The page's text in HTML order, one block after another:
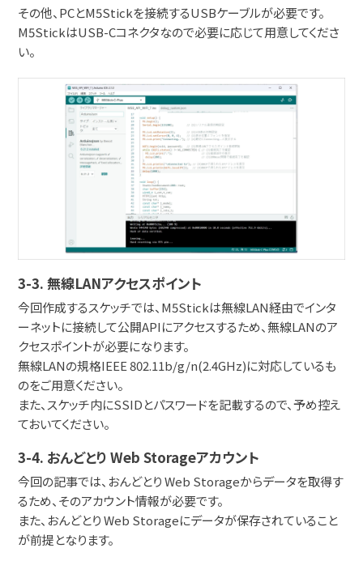
その他、PCとM5Stickを接続するUSBケーブルが必要です。
M5StickはUSB-Cコネクタなので必要に応じて用意してくださ
い。
3-3. 無線LANアクセスポイント
今回作成するスケッチでは、M5Stickは無線LAN経由でインタ
ーネットに接続して公開APIにアクセスするため、無線LANのア
クセスポイントが必要になります。
無線LANの規格IEEE 802.11b/g/n(2.4GHz)に対応しているも
のをご用意ください。
また、スケッチ内にSSIDとパスワードを記載するので、予め控え
ておいてください。
3-4. おんどとり Web Storageアカウント
今回の記事では、おんどとり Web Storageからデータを取得す
るため、そのアカウント情報が必要です。
また、おんどとり Web Storageにデータが保存されていること
が前提となります。